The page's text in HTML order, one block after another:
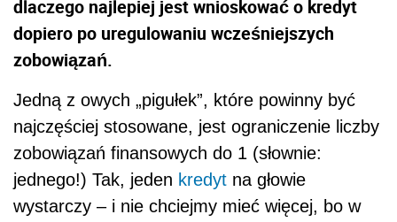
dlaczego najlepiej jest wnioskować o kredyt
dopiero po uregulowaniu wcześniejszych
zobowiązań.
Jedną z owych „pigułek”, które powinny być
najczęściej stosowane, jest ograniczenie liczby
zobowiązań finansowych do 1 (słownie:
jednego!) Tak, jeden kredyt na głowie
wystarczy – i nie chciejmy mieć więcej, bo w